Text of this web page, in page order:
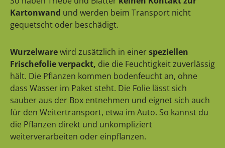
Kartonwand und werden beim Transport nicht
gequetscht oder beschädigt.
Wurzelwarewird zusätzlich in einerspeziellen
Frischefolie verpackt, die die Feuchtigkeit zuverlässig
hält. Die Pflanzen kommen bodenfeucht an, ohne
dass Wasser im Paket steht. Die Folie lässt sich
sauber aus der Box entnehmen und eignet sich auch
für den Weitertransport, etwa im Auto. So kannst du
die Pflanzen direkt und unkompliziert
weiterverarbeiten oder einpflanzen.